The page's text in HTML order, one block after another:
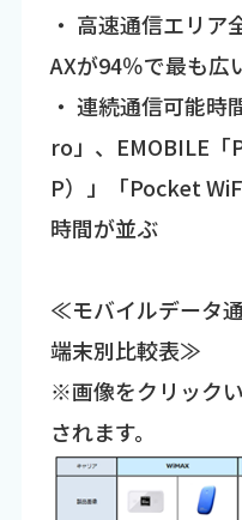
・ 高速通信エリア
AXが94％で最も広
・ 連続通信可能
ro」、EMOBILE「
P）」「Pocket
時間が並ぶ
≪モバイルデータ
端末別比較表≫
※画像をクリック
されます。